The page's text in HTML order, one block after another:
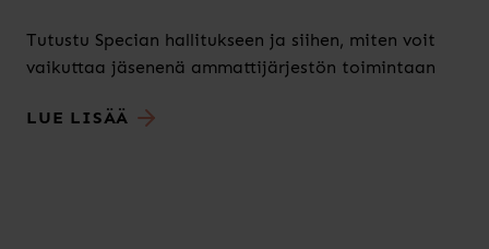
Tutustu Specian hallitukseen ja siihen, miten voit
vaikuttaa jäsenenä ammattijärjestön toimintaan
LUE LISÄÄ